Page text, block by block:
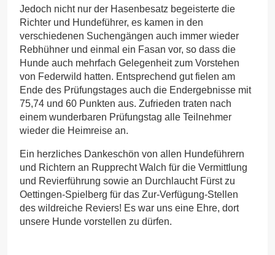
Jedoch nicht nur der Hasenbesatz begeisterte die
Richter und Hundeführer, es kamen in den
verschiedenen Suchengängen auch immer wieder
Rebhühner und einmal ein Fasan vor, so dass die
Hunde auch mehrfach Gelegenheit zum Vorstehen
von Federwild hatten. Entsprechend gut fielen am
Ende des Prüfungstages auch die Endergebnisse mit
75,74 und 60 Punkten aus. Zufrieden traten nach
einem wunderbaren Prüfungstag alle Teilnehmer
wieder die Heimreise an.
Ein herzliches Dankeschön von allen Hundeführern
und Richtern an Rupprecht Walch für die Vermittlung
und Revierführung sowie an Durchlaucht Fürst zu
Oettingen-Spielberg für das Zur-Verfügung-Stellen
des wildreiche Reviers! Es war uns eine Ehre, dort
unsere Hunde vorstellen zu dürfen.